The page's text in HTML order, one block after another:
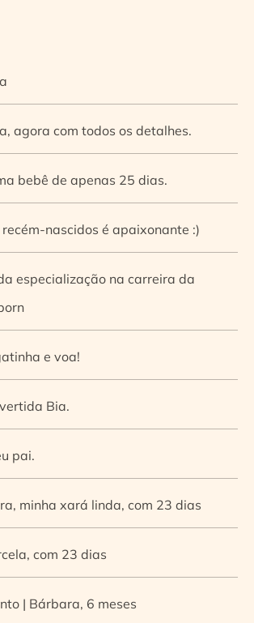
agora com todos os detalhes.
bebê de apenas 25 dias.
nascidos é apaixonante :)
especialização na carreira da
e voa!
Bia.
pai.
minha xará linda, com 23 dias
com 23 dias
| Bárbara, 6 meses